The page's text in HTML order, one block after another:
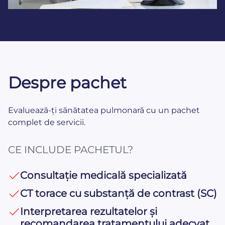
Despre pachet
Evaluează-ți sănătatea pulmonară cu un pachet
complet de servicii.
CE INCLUDE PACHETUL?
Consultație medicală specializată
CT torace cu substanță de contrast (SC)
Interpretarea rezultatelor și